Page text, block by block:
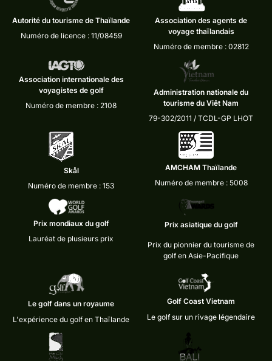
Autorité du tourisme de Thaïlande
Numéro de licence : 11/08459
Association des agents de
voyage thaïlandais
Numéro de membre : 02812
Association internationale des
voyagistes de golf
Numéro de membre : 2108
Administration nationale du
tourisme du Viêt Nam
79-302/2011 / TCDL-GP LHOT
Skål
Numéro de membre : 153
AMCHAM Thaïlande
Numéro de membre : 5008
Prix mondiaux du golf
Lauréat de plusieurs prix
Prix asiatique du golf
Prix du pionnier du tourisme de
golf en Asie-Pacifique
Le golf dans un royaume
L'expérience du golf en Thaïlande
Golf Coast Vietnam
Le golf sur un rivage légendaire